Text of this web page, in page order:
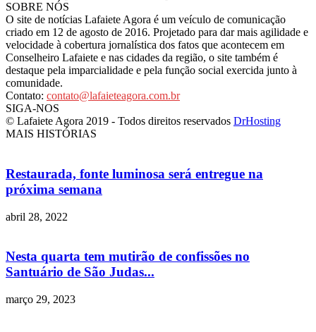
SOBRE NÓS
O site de notícias Lafaiete Agora é um veículo de comunicação
criado em 12 de agosto de 2016. Projetado para dar mais agilidade e
velocidade à cobertura jornalística dos fatos que acontecem em
Conselheiro Lafaiete e nas cidades da região, o site também é
destaque pela imparcialidade e pela função social exercida junto à
comunidade.
Contato: contato@lafaieteagora.com.br
SIGA-NOS
© Lafaiete Agora 2019 - Todos direitos reservados DrHosting
MAIS HISTÓRIAS
Restaurada, fonte luminosa será entregue na
próxima semana
abril 28, 2022
Nesta quarta tem mutirão de confissões no
Santuário de São Judas...
março 29, 2023